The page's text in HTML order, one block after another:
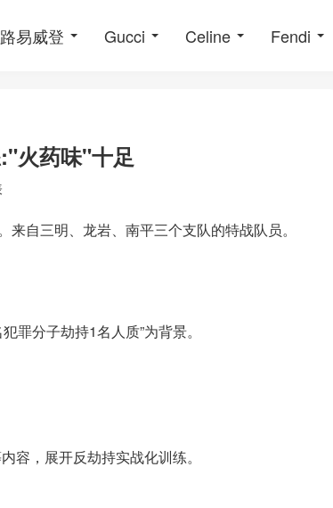
路易威登 Gucci Celine Fendi
火药味"十足
自三明、龙岩、南平三个支队的特战队员。
罪分子劫持1名人质”为背景。
容，展开反劫持实战化训练。